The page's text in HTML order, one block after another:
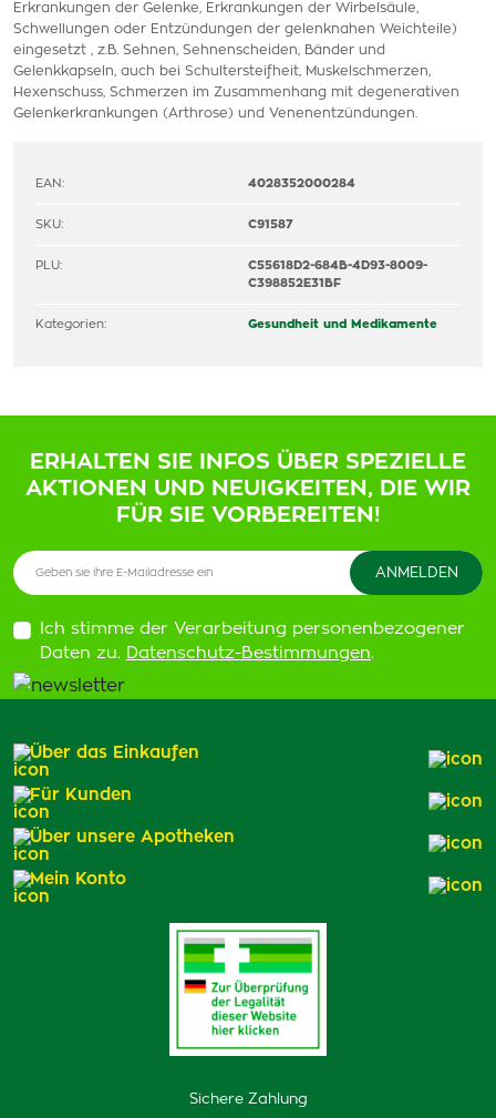
Erkrankungen der Gelenke, Erkrankungen der Wirbelsäule,
Schwellungen oder Entzündungen der gelenknahen Weichteile)
eingesetzt , z.B. Sehnen, Sehnenscheiden, Bänder und
Gelenkkapseln, auch bei Schultersteifheit, Muskelschmerzen,
Hexenschuss, Schmerzen im Zusammenhang mit degenerativen
Gelenkerkrankungen (Arthrose) und Venenentzündungen.
EAN: 4028352000284
SKU: C91587
PLU:
C55618D2-684B-4D93-8009-
C398852E31BF
Kategorien: Gesundheit und Medikamente
ERHALTEN SIE INFOS ÜBER SPEZIELLE
AKTIONEN UND NEUIGKEITEN, DIE WIR
FÜR SIE VORBEREITEN!
Ich stimme der Verarbeitung personenbezogener
Daten zu. Datenschutz-Bestimmungen.
Sichere Zahlung
Über das Einkaufen
Für Kunden
Über unsere Apotheken
Mein Konto